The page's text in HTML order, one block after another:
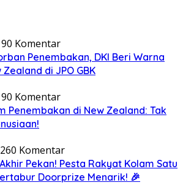
0 Komentar
Penembakan, DKI Beri Warna
di JPO GBK
0 Komentar
Penembakan di New Zealand: Tak
0 Komentar
Pekan! Pesta Rakyat Kolam Satu
Doorprize Menarik! 🎉